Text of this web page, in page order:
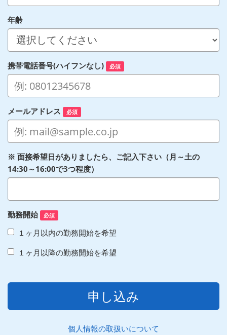
年齢
携帯電話番号(ハイフンなし) 必須
メールアドレス 必須
※ 面接希望日がありましたら、ご記入下さい（月～土の
14:30～16:00で3つ程度）
勤務開始 必須
１ヶ月以内の勤務開始を希望
１ヶ月以降の勤務開始を希望
申し込み
個人情報の取扱いについて